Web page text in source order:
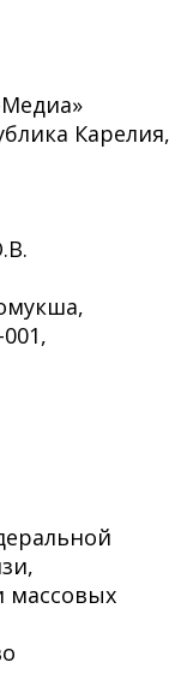
Карелия,
массовых